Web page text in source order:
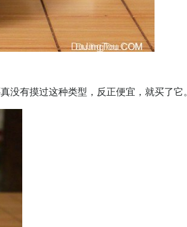
有摸过这种类型，反正便宜，就买了它。